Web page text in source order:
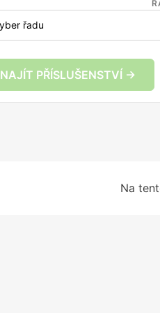
NAJÍT PŘÍSLUŠENSTVÍ →
Na